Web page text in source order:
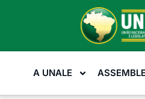
A UNALE